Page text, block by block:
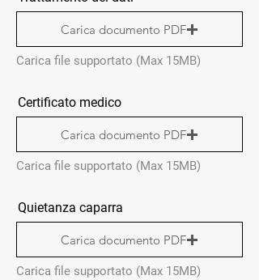
Carica documento PDF
Carica file supportato (Max 15MB)
Certificato medico
Carica documento PDF
Carica file supportato (Max 15MB)
Quietanza caparra
Carica documento PDF
Carica file supportato (Max 15MB)